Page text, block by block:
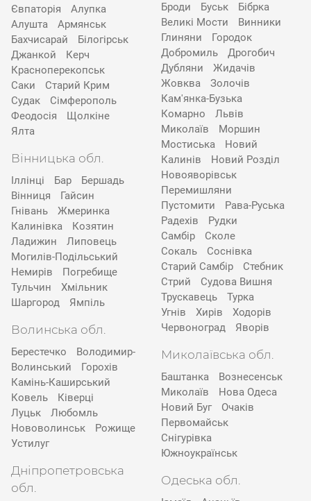
Євпаторія
Алупка
Алушта
Армянськ
Бахчисарай
Білогірськ
Джанкой
Керч
Красноперекопськ
Саки
Старий Крим
Судак
Сімферополь
Феодосія
Щолкіне
Ялта
Вінницька обл.
Іллінці Бар
Бершадь
Вінниця
Гайсин
Гнівань
Жмеринка
Калинівка
Козятин
Ладижин
Липовець
Могилів-Подільський
Немирів
Погребище
Тульчин
Хмільник
Шаргород
Ямпіль
Волинська обл.
Берестечко
Володимир-
Волинський
Горохів
Камінь-Каширський
Ковель
Ківерці
Луцьк
Любомль
Нововолинськ
Рожище
Устилуг
Дніпропетровська
обл.
Броди
Буськ
Бібрка
Великі Мости
Винники
Глиняни
Городок
Добромиль
Дрогобич
Дубляни
Жидачів
Жовква
Золочів
Кам'янка-Бузька
Комарно
Львів
Миколаїв
Моршин
Мостиська
Новий
Калинів
Новий Розділ
Новояворівськ
Перемишляни
Пустомити
Рава-Руська
Радехів
Рудки
Самбір
Сколе
Сокаль
Соснівка
Старий Самбір
Стебник
Стрий
Судова Вишня
Трускавець
Турка
Угнів
Хирів
Ходорів
Червоноград
Яворів
Миколаївська обл.
Баштанка
Вознесенськ
Миколаїв
Нова Одеса
Новий Буг
Очаків
Первомайськ
Снігурівка
Южноукраїнськ
Одеська обл.